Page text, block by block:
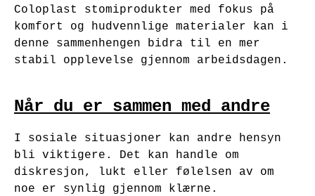
Coloplast stomiprodukter med fokus på
komfort og hudvennlige materialer kan i
denne sammenhengen bidra til en mer
stabil opplevelse gjennom arbeidsdagen.
Når du er sammen med andre
I sosiale situasjoner kan andre hensyn
bli viktigere. Det kan handle om
diskresjon, lukt eller følelsen av om
noe er synlig gjennom klærne.